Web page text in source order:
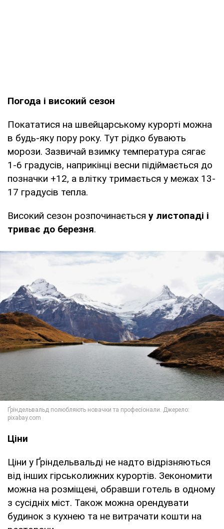
Погода і високий сезон
Покататися на швейцарському курорті можна
в будь-яку пору року. Тут рідко бувають
морози. Зазвичай взимку температура сягає
1-6 градусів, наприкінці весни підіймається до
позначки +12, а влітку тримається у межах 13-
17 градусів тепла.
Високий сезон розпочинається у листопаді і
триває до березня.
Ціни
Ціни у Ґріндельвальді не надто відрізняються
від інших гірськолижних курортів. Зекономити
можна на розміщені, обравши готель в одному
з сусідніх міст. Також можна орендувати
будинок з кухнею та не витрачати кошти на